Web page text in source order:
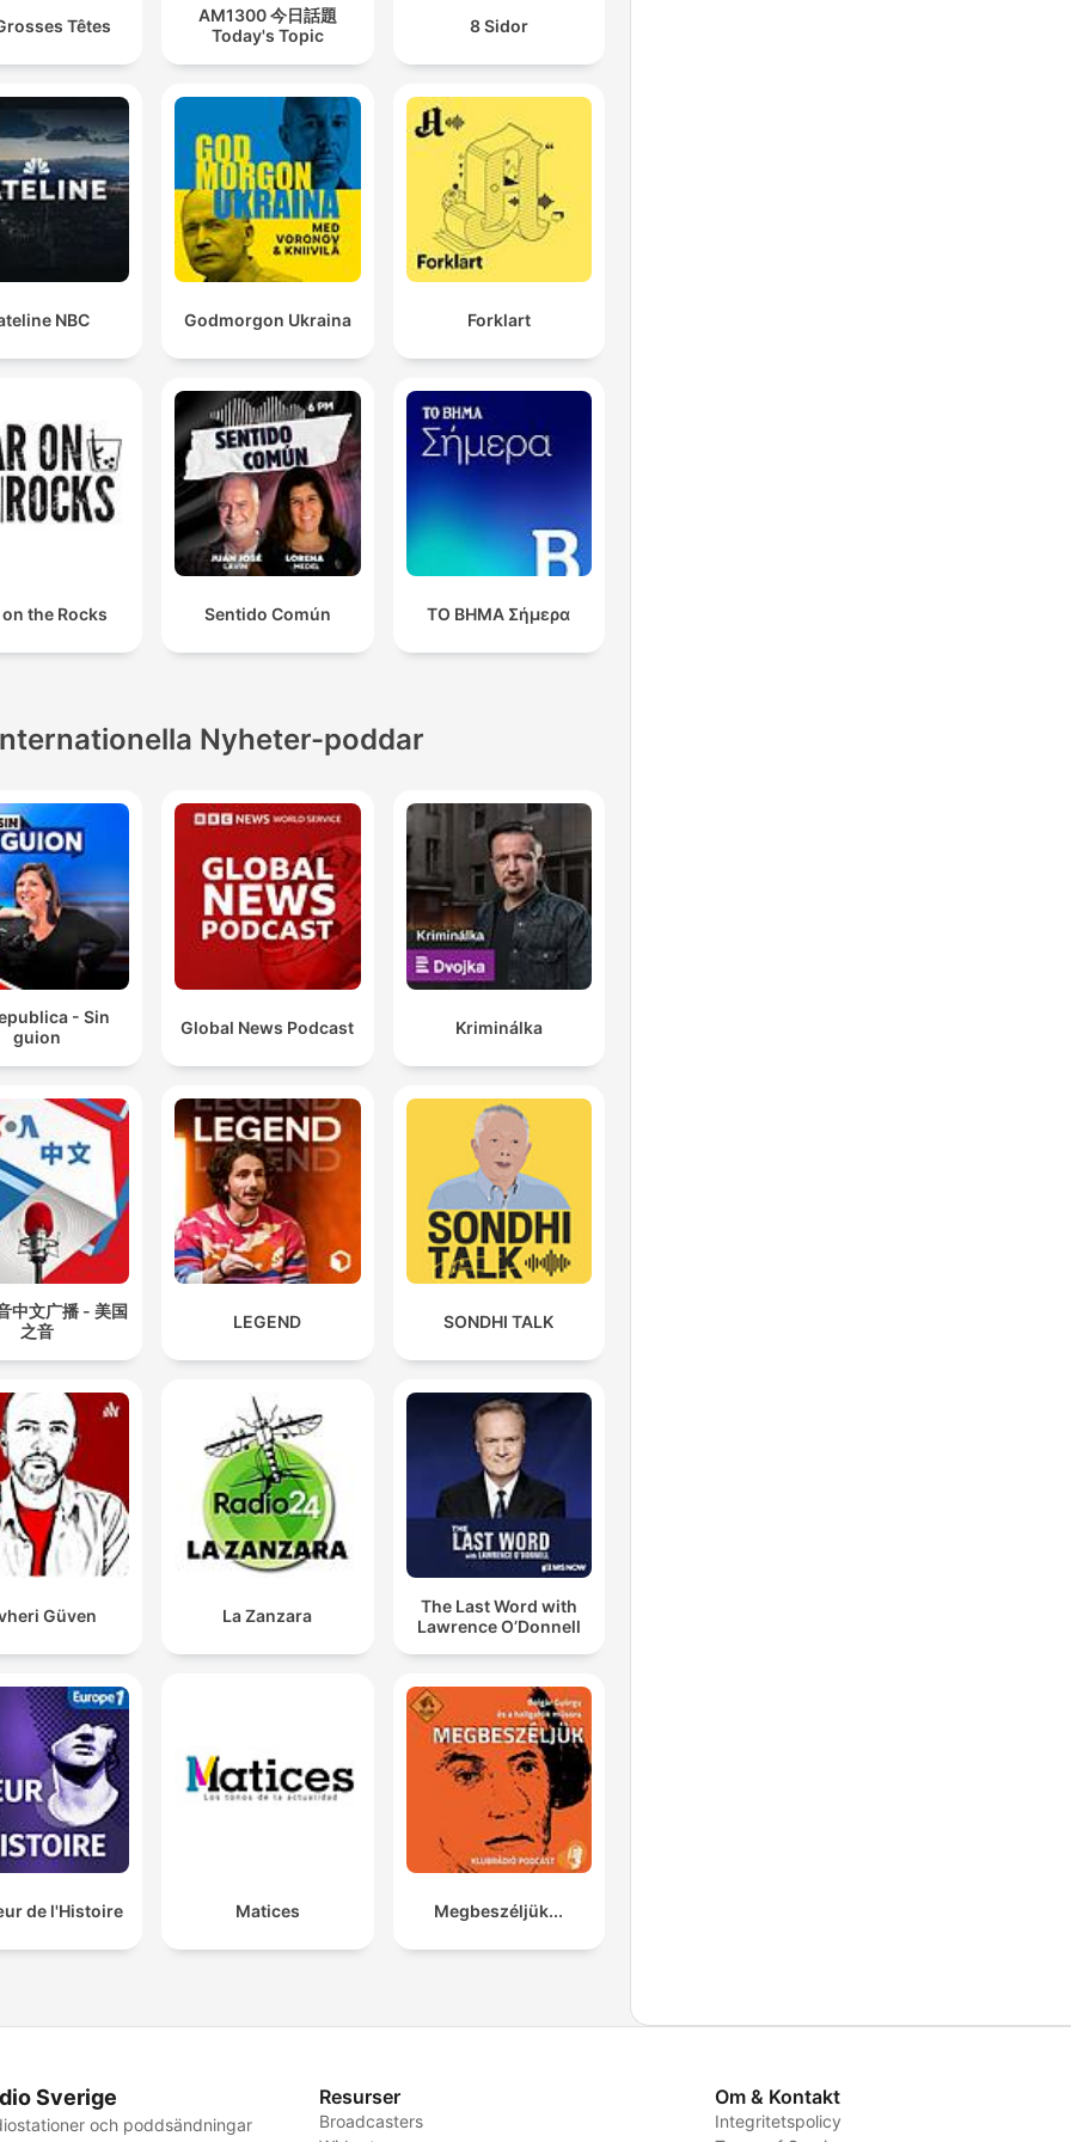
Têtes
AM1300 今日話題
Today's Topic
8 Sidor
NBC Godmorgon Ukraina Forklart
the Rocks Sentido Común ΤΟ ΒΗΜΑ Σήμερα
Nyheter-poddar
- Sin
guion
Global News Podcast Kriminálka
中文广播 - 美国
之音
LEGEND SONDHI TALK
Güven La Zanzara
The Last Word with
Lawrence O’Donnell
de l'Histoire Matices Megbeszéljük...
Sverige
och poddsändningar
Resurser
Broadcasters
Om & Kontakt
Integritetspolicy